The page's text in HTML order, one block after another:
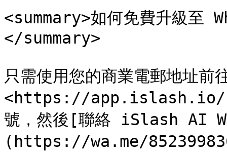
<summary>如何免費升級
</summary>
只需使用您的商業電郵地址前
<https://app.islash.io/
號，然後[聯絡 iSlash AI
(https://wa.me/